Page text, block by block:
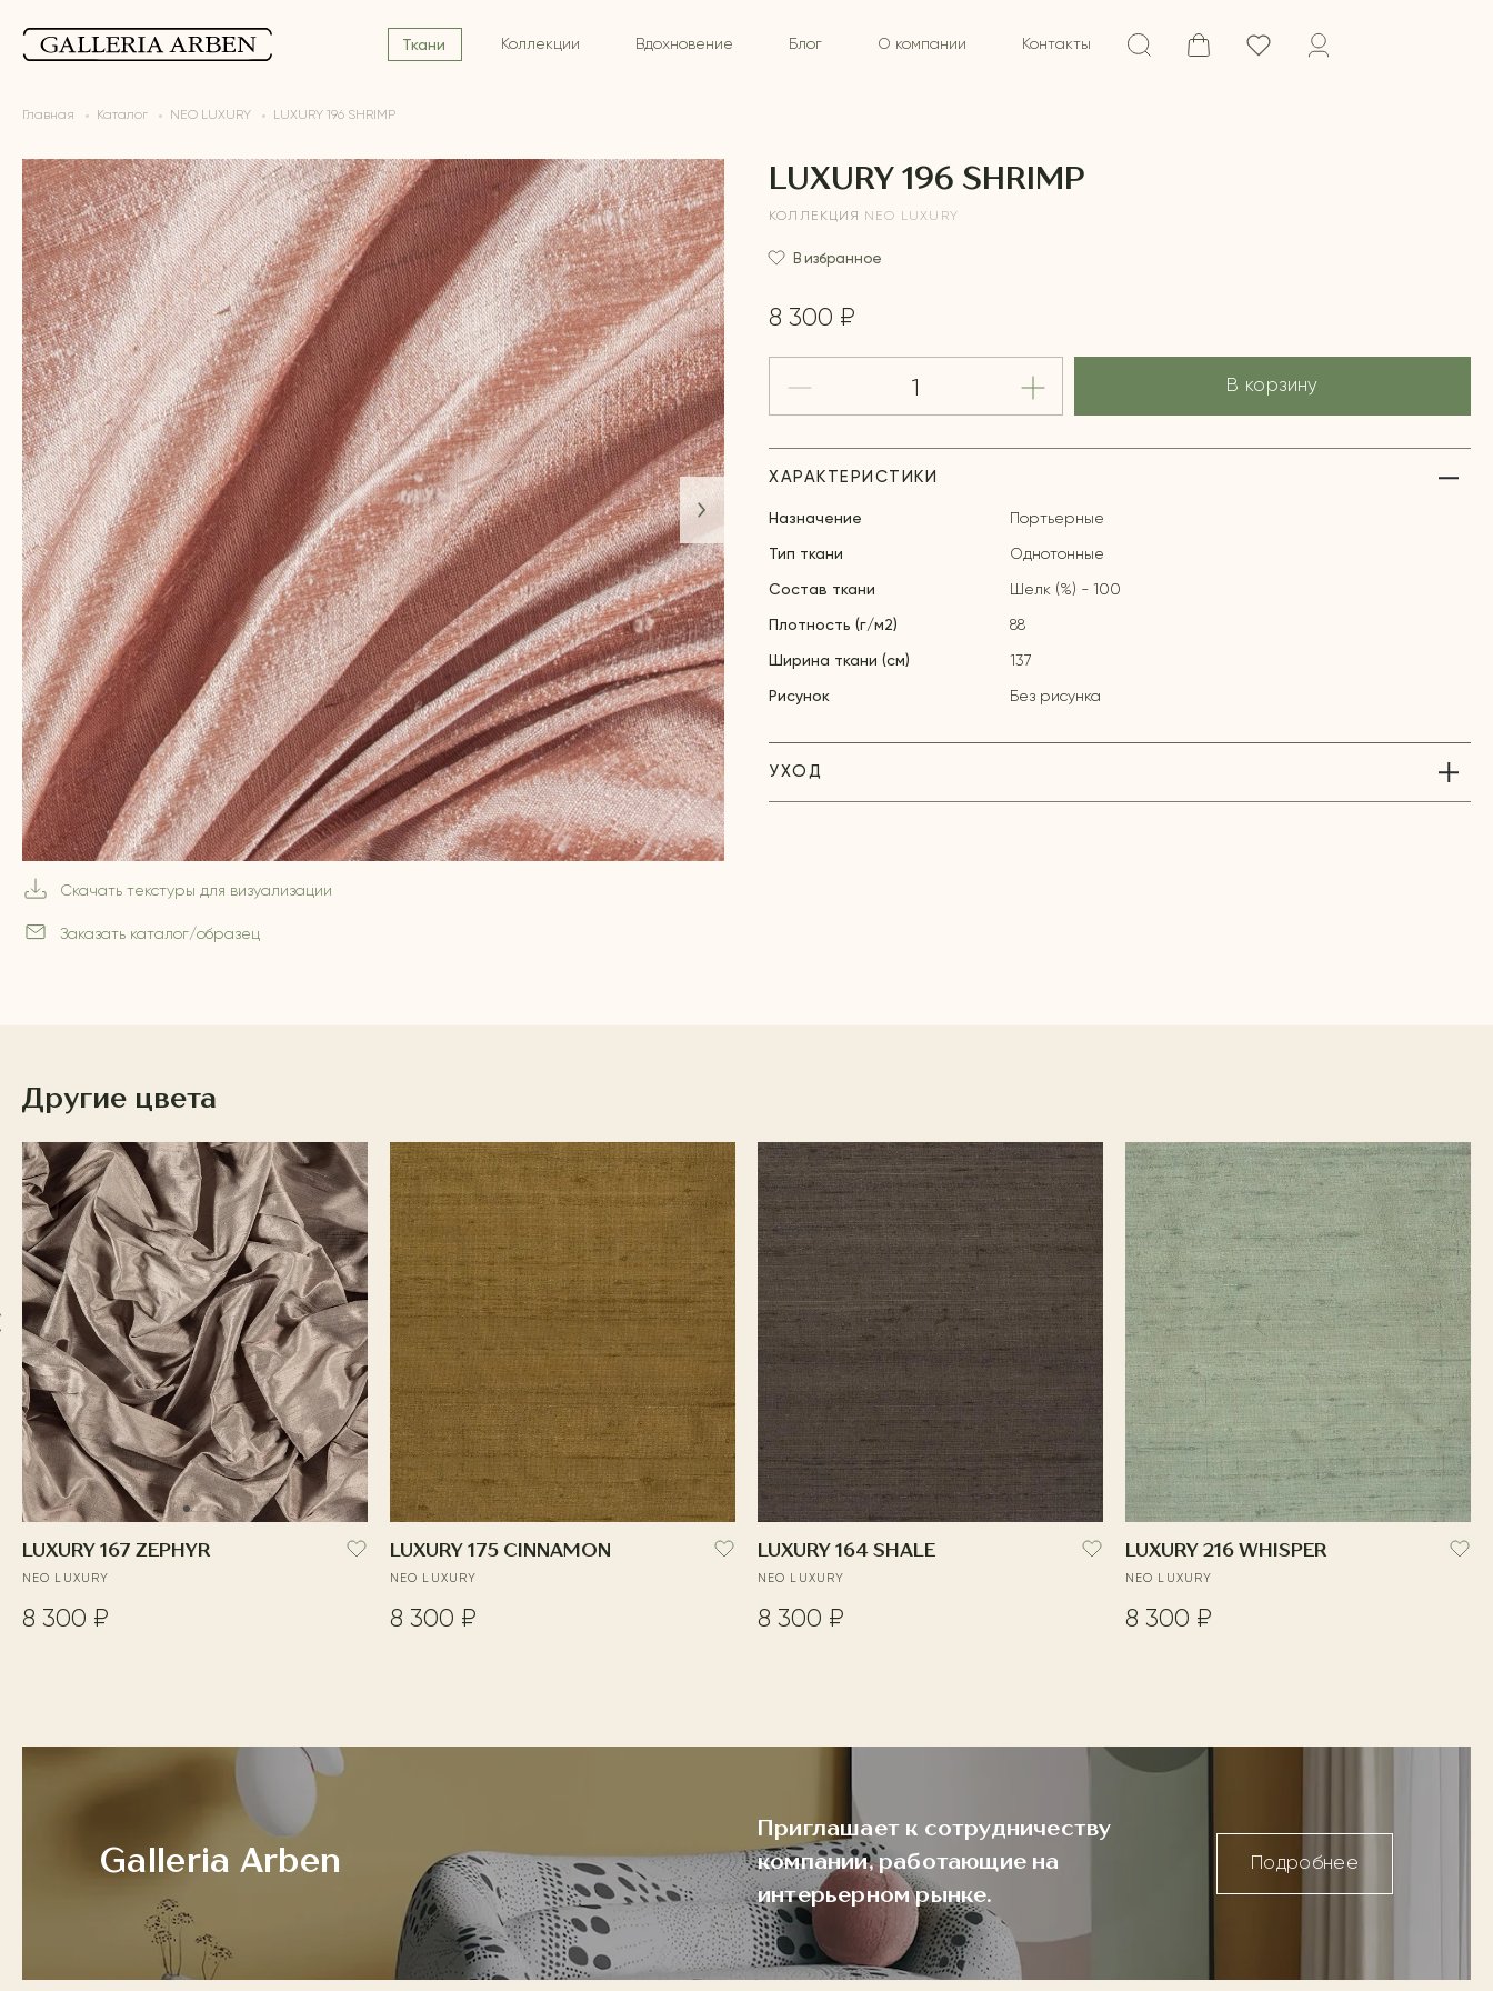
Ткани Коллекции Вдохновение Блог О компании Контакты
Главная Каталог NEO LUXURY LUXURY 196 SHRIMP
Скачать текстуры для визуализации
Заказать каталог/образец
LUXURY 196 SHRIMP
КОЛЛЕКЦИЯ NEO LUXURY
В избранное
8 300 ₽
В корзину
ХАРАКТЕРИСТИКИ
Назначение Портьерные
Тип ткани Однотонные
Состав ткани Шелк (%) - 100
Плотность (г/м2) 88
Ширина ткани (см) 137
Рисунок Без рисунка
УХОД
Другие цвета
LUXURY 167 ZEPHYR
NEO LUXURY
8 300 ₽
LUXURY 175 CINNAMON
NEO LUXURY
8 300 ₽
LUXURY 164 SHALE
NEO LUXURY
8 300 ₽
LUXURY 216 WHISPER
NEO LUXURY
8 300 ₽
Galleria Arben
Приглашает к сотрудничеству
компании, работающие на
интерьерном рынке.
Подробнее